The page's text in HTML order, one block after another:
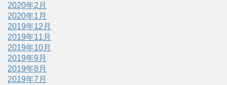
2020年2月
2020年1月
2019年12月
2019年11月
2019年10月
2019年9月
2019年8月
2019年7月